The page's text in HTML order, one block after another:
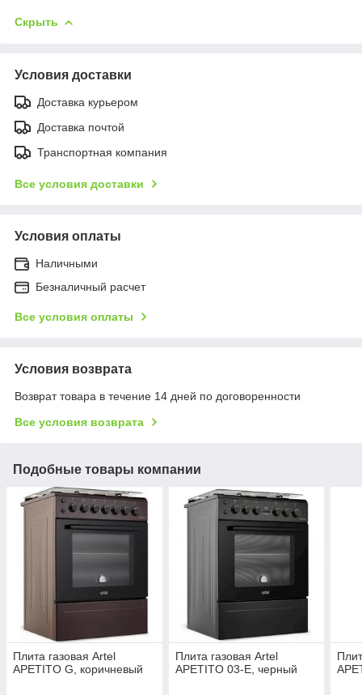
Скрыть
Условия доставки
Доставка курьером
Доставка почтой
Транспортная компания
Все условия доставки
Условия оплаты
Наличными
Безналичный расчет
Все условия оплаты
Условия возврата
Возврат товара в течение 14 дней по договоренности
Все условия возврата
Подобные товары компании
Плита газовая Artel
APETITO G, коричневый
Плита газовая Artel
APETITO 03-E, черный